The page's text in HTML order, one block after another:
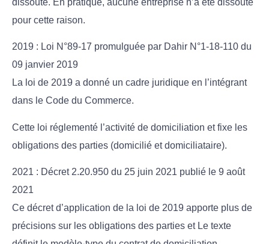
dissoute. En pratique, aucune entreprise n’a été dissoute
pour cette raison.
2019 : Loi N°89-17 promulguée par Dahir N°1-18-110 du
09 janvier 2019
La loi de 2019 a donné un cadre juridique en l’intégrant
dans le Code du Commerce.
Cette loi réglementé l’activité de domiciliation et fixe les
obligations des parties (domicilié et domiciliataire).
2021 : Décret 2.20.950 du 25 juin 2021 publié le 9 août
2021
Ce décret d’application de la loi de 2019 apporte plus de
précisions sur les obligations des parties et Le texte